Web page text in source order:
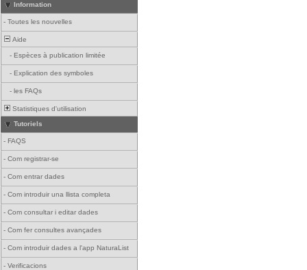
Information
- Toutes les nouvelles
Aide
- Espèces à publication limitée
- Explication des symboles
- les FAQs
Statistiques d'utilisation
Tutoriels
- FAQS
- Com registrar-se
- Com entrar dades
- Com introduir una llista completa
- Com consultar i editar dades
- Com fer consultes avançades
- Com introduir dades a l'app NaturaList
- Verificacions